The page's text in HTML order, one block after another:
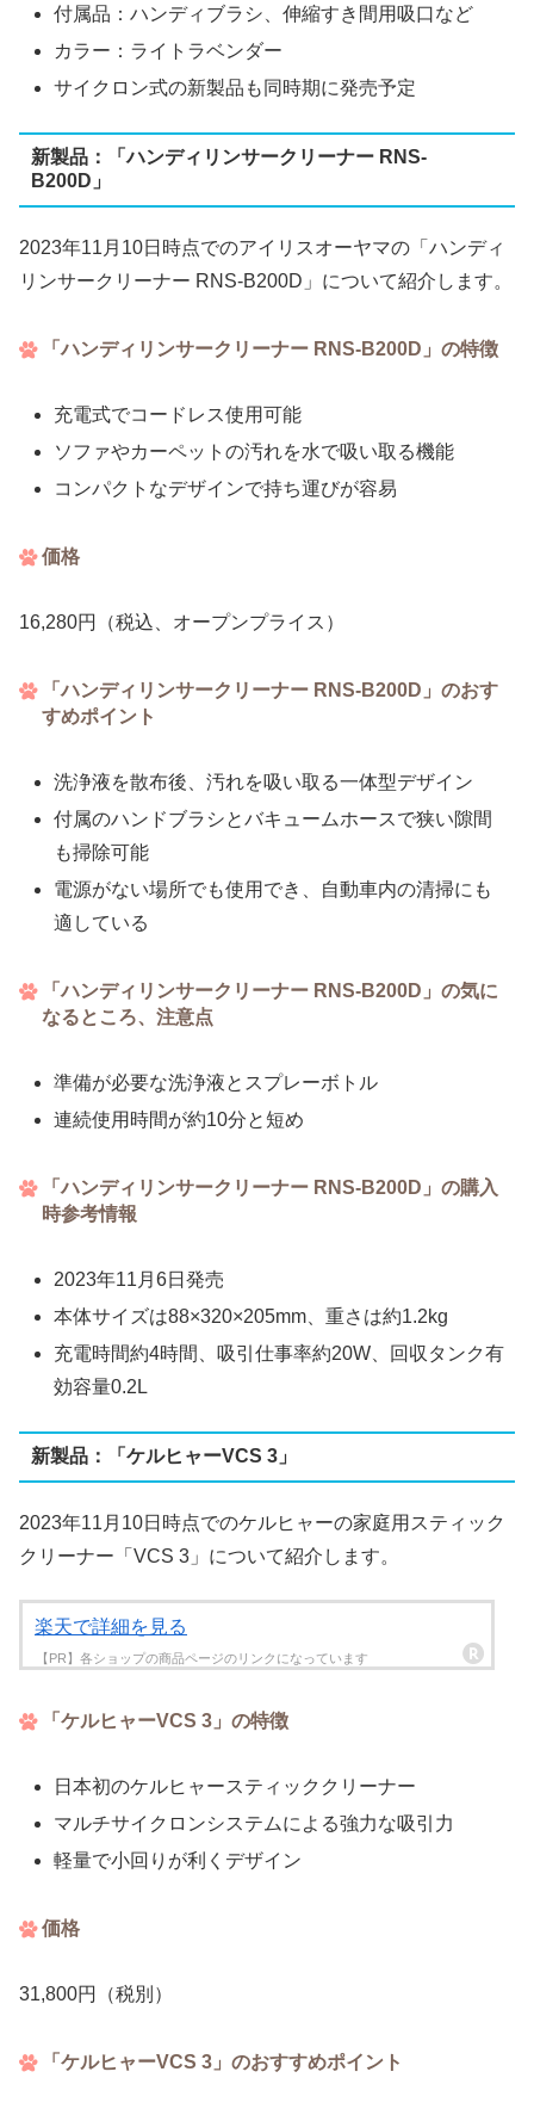
付属品：ハンディブラシ、伸縮すき間用吸口など
カラー：ライトラベンダー
サイクロン式の新製品も同時期に発売予定
新製品：「ハンディリンサークリーナー RNS-
B200D」
2023年11月10日時点でのアイリスオーヤマの「ハンディ
リンサークリーナー RNS-B200D」について紹介します。
「ハンディリンサークリーナー RNS-B200D」の特徴
充電式でコードレス使用可能
ソファやカーペットの汚れを水で吸い取る機能
コンパクトなデザインで持ち運びが容易
価格
16,280円（税込、オープンプライス）
「ハンディリンサークリーナー RNS-B200D」のおす
すめポイント
洗浄液を散布後、汚れを吸い取る一体型デザイン
付属のハンドブラシとバキュームホースで狭い隙間
も掃除可能
電源がない場所でも使用でき、自動車内の清掃にも
適している
「ハンディリンサークリーナー RNS-B200D」の気に
なるところ、注意点
準備が必要な洗浄液とスプレーボトル
連続使用時間が約10分と短め
「ハンディリンサークリーナー RNS-B200D」の購入
時参考情報
2023年11月6日発売
本体サイズは88×320×205mm、重さは約1.2kg
充電時間約4時間、吸引仕事率約20W、回収タンク有
効容量0.2L
新製品：「ケルヒャーVCS 3」
2023年11月10日時点でのケルヒャーの家庭用スティック
クリーナー「VCS 3」について紹介します。
楽天で詳細を見る
「ケルヒャーVCS 3」の特徴
日本初のケルヒャースティッククリーナー
マルチサイクロンシステムによる強力な吸引力
軽量で小回りが利くデザイン
価格
31,800円（税別）
「ケルヒャーVCS 3」のおすすめポイント